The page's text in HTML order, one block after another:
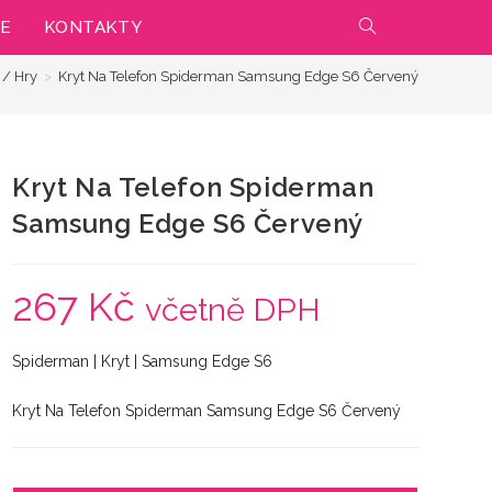
KONTAKTY PŘEPNOUT
VYHLEDÁVÁNÍ
WEBU
/ Hry > Kryt Na Telefon Spiderman Samsung Edge S6 Červený
Kryt Na Telefon Spiderman
Samsung Edge S6 Červený
267 Kč včetně DPH
Spiderman | Kryt | Samsung Edge S6
Kryt Na Telefon Spiderman Samsung Edge S6 Červený